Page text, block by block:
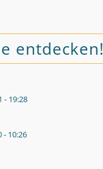
entdecken!
- 19:28
- 10:26